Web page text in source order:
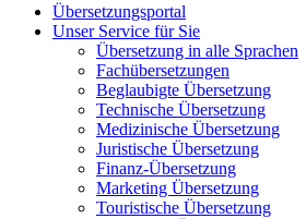
Übersetzungsportal
Unser Service für Sie
Übersetzung in alle Sprachen
Fachübersetzungen
Beglaubigte Übersetzung
Technische Übersetzung
Medizinische Übersetzung
Juristische Übersetzung
Finanz-Übersetzung
Marketing Übersetzung
Touristische Übersetzung